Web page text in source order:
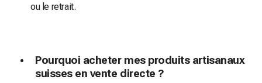
ou le retrait.
Pourquoi acheter mes produits artisanaux
suisses en vente directe ?